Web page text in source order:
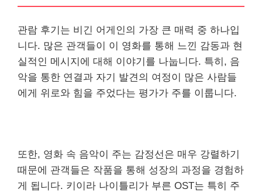
관람 후기는 비긴 어게인의 가장 큰 매력 중 하나입
니다. 많은 관객들이 이 영화를 통해 느낀 감동과 현
실적인 메시지에 대해 이야기를 나눕니다. 특히, 음
악을 통한 연결과 자기 발견의 여정이 많은 사람들
에게 위로와 힘을 주었다는 평가가 주를 이룹니다.
또한, 영화 속 음악이 주는 감정선은 매우 강렬하기
때문에 관객들은 작품을 통해 성장의 과정을 경험하
게 됩니다. 키이라 나이틀리가 부른 OST는 특히 주